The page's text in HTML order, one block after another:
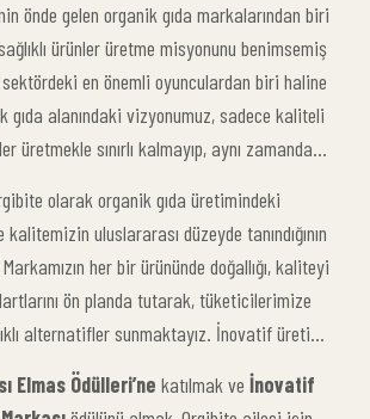
bu yılki ödüller de gıda sektöründe yenilikçi
takdir edilmesine olanak sağlamıştır.
önde gelen organik gıda markalarından biri
ürünler üretme misyonunu benimsemiş
en önemli oyunculardan biri haline
gıda alanındaki vizyonumuz, sadece kaliteli
üretmekle sınırlı kalmayıp, aynı zamanda
ürünlerimize verdiğimiz özen, organik tarım
ve yenilikçi yaklaşımımız, bizi bu
prestijli ödüle layık kılmıştır.
olarak organik gıda üretimindeki
kalitemizin uluslararası düzeyde tanındığının
her bir ürününde doğallığı, kaliteyi
ön planda tutarak, tüketicilerimize
alternatifler sunmaktayız. İnovatif üretim
dostu yaklaşımlarımız, sektördeki diğer
da takdir edilmekte ve Orgibite’yi lider bir
Elmas Ödülleri’ne katılmak ve İnovatif